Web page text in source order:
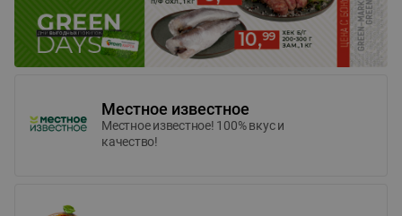
Местное известное
Местное известное! 100% вкус и
качество!